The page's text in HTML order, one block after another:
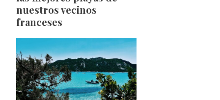
nuestros vecinos
franceses